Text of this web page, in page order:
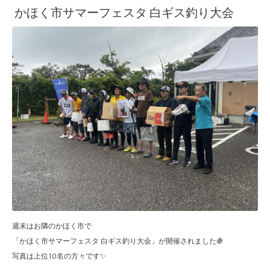
かほく市サマーフェスタ 白ギス釣り大会
週末はお隣のかほく市で
「かほく市サマーフェスタ 白ギス釣り大会」が開催されました🍇
写真は上位10名の方々です✨